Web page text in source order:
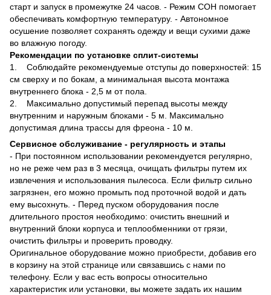
старт и запуск в промежутке 24 часов. - Режим СОН помогает
обеспечивать комфортную температуру. - Автономное
осушение позволяет сохранять одежду и вещи сухими даже
во влажную погоду.
Рекомендации по установке сплит-системы
1. Соблюдайте рекомендуемые отступы до поверхностей: 15
см сверху и по бокам, а минимальная высота монтажа
внутреннего блока - 2,5 м от пола.
2. Максимально допустимый перепад высоты между
внутренним и наружным блоками - 5 м. Максимально
допустимая длина трассы для фреона - 10 м.
Сервисное обслуживание - регулярность и этапы
- При постоянном использовании рекомендуется регулярно,
но не реже чем раз в 3 месяца, очищать фильтры путем их
извлечения и использования пылесоса. Если фильтр сильно
загрязнен, его можно промыть под проточной водой и дать
ему высохнуть. - Перед пуском оборудования после
длительного простоя необходимо: очистить внешний и
внутренний блоки корпуса и теплообменники от грязи,
очистить фильтры и проверить проводку.
Оригинальное оборудование можно приобрести, добавив его
в корзину на этой странице или связавшись с нами по
телефону. Если у вас есть вопросы относительно
характеристик или установки, вы можете задать их нашим